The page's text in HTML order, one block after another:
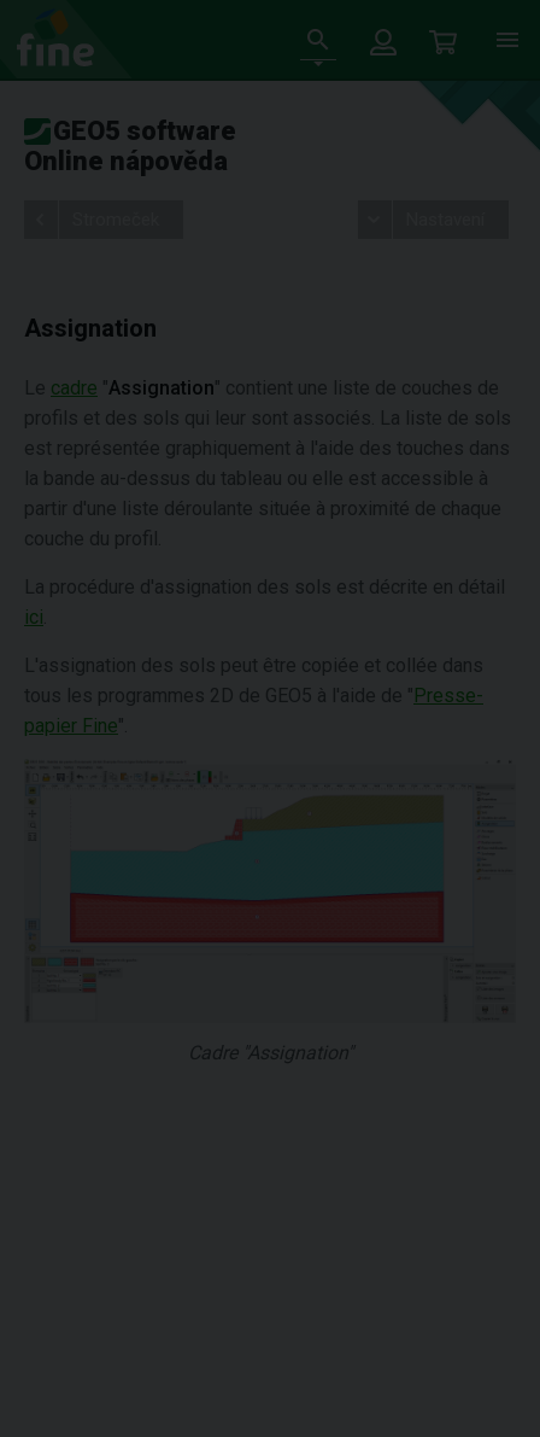
GEO5 software
Online nápověda
Assignation
Le cadre "Assignation" contient une liste de couches de
profils et des sols qui leur sont associés. La liste de sols
est représentée graphiquement à l'aide des touches dans
la bande au-dessus du tableau ou elle est accessible à
partir d'une liste déroulante située à proximité de chaque
couche du profil.
La procédure d'assignation des sols est décrite en détail
ici
L'assignation des sols peut être copiée et collée dans
tous les programmes 2D de GEO5 à l'aide de "Presse-
papier Fine".
Cadre "Assignation"